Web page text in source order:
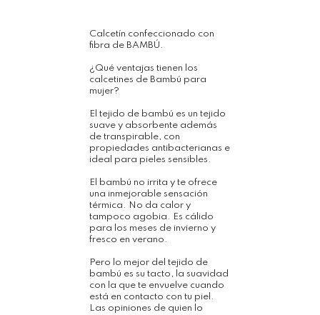
Calcetín confeccionado con
fibra de BAMBÚ.
¿Qué ventajas tienen los
calcetines de Bambú para
mujer?
El tejido de bambú es un tejido
suave y absorbente además
de transpirable, con
propiedades antibacterianas e
ideal para pieles sensibles.
El bambú no irrita y te ofrece
una inmejorable sensación
térmica. No da calor y
tampoco agobia. Es cálido
para los meses de invierno y
fresco en verano.
Pero lo mejor del tejido de
bambú es su tacto, la suavidad
con la que te envuelve cuando
está en contacto con tu piel.
Las opiniones de quien lo